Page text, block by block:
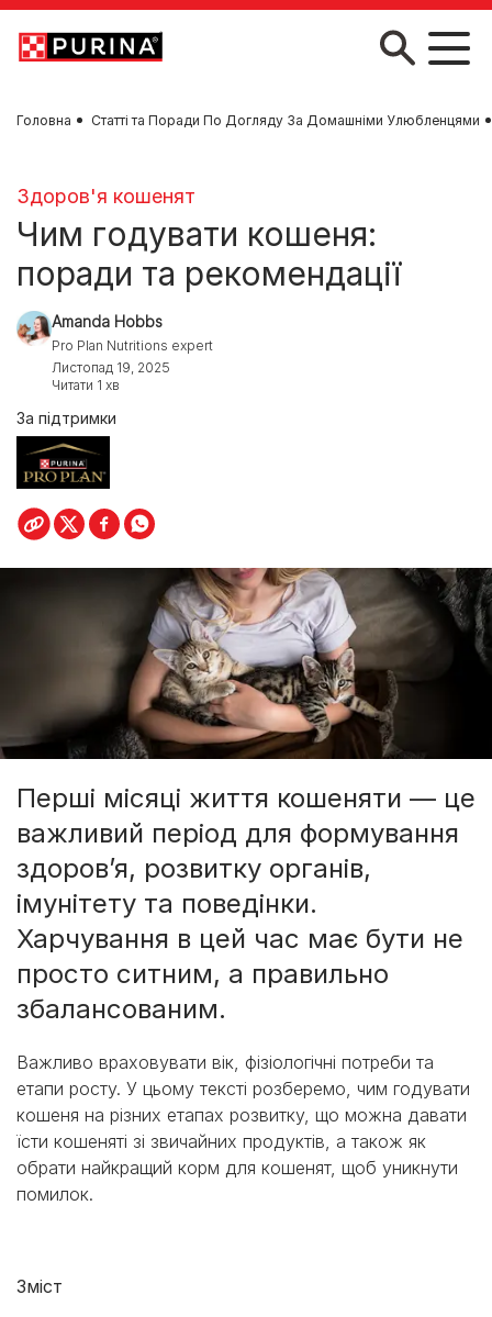
Skip to main content
Головна Статті та Поради По Догляду За Домашніми Улюбленцями
Здоров'я кошенят
Чим годувати кошеня:
поради та рекомендації
Amanda Hobbs
Pro Plan Nutritions expert
Листопад 19, 2025
Читати 1 хв
За підтримки
Перші місяці життя кошеняти — це
важливий період для формування
здоров’я, розвитку органів,
імунітету та поведінки.
Харчування в цей час має бути не
просто ситним, а правильно
збалансованим.
Важливо враховувати вік, фізіологічні потреби та
етапи росту. У цьому тексті розберемо, чим годувати
кошеня на різних етапах розвитку, що можна давати
їсти кошеняті зі звичайних продуктів, а також як
обрати найкращий корм для кошенят, щоб уникнути
помилок.
Зміст